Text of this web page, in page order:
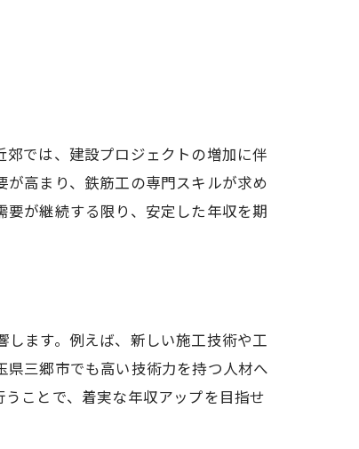
では、建設プロジェクトの増加に伴
高まり、鉄筋工の専門スキルが求め
が継続する限り、安定した年収を期
ます。例えば、新しい施工技術や工
三郷市でも高い技術力を持つ人材へ
ことで、着実な年収アップを目指せ